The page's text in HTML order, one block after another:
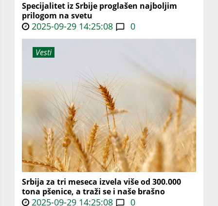
Specijalitet iz Srbije proglašen najboljim
prilogom na svetu
2025-09-29 14:25:08 0
Vesti
Srbija za tri meseca izvela više od 300.000
tona pšenice, a traži se i naše brašno
2025-09-29 14:25:08 0